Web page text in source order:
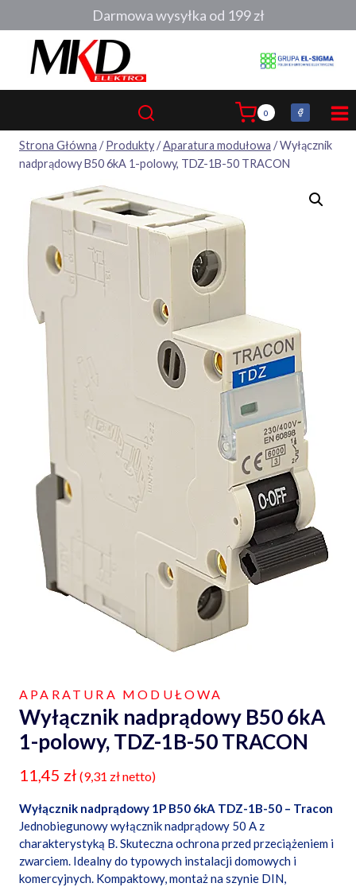
do
0
Strona Główna / Produkty/Aparatura modułowa /Wyłącznik
nadprądowy B50 6kA 1-polowy, TDZ-1B-50 TRACON
APARATURA MODUŁOWA
Wyłącznik nadprądowy B50 6kA
1-polowy, TDZ-1B-50 TRACON
11,45 zł (9,31 złnetto)
Wyłącznik nadprądowy 1P B50 6kA TDZ-1B-50 – Tracon
Jednobiegunowy wyłącznik nadprądowy 50 A z
charakterystyką B. Skuteczna ochrona przed przeciążeniem i
zwarciem. Idealny do typowych instalacji domowych i
komercyjnych. Kompaktowy, montaż na szynie DIN,
Darmowa wysyłka od 199 zł